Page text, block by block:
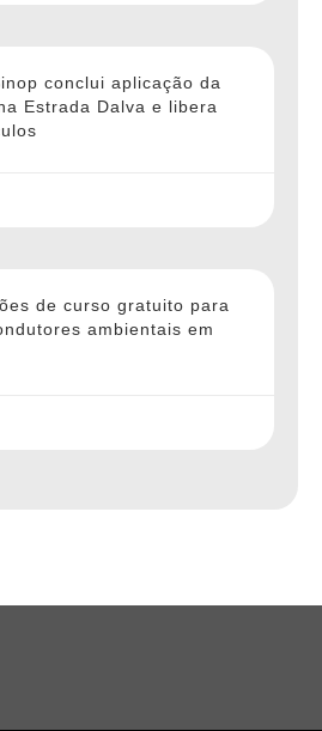
conclui aplicação da
Estrada Dalva e libera
de curso gratuito para
ambientais em